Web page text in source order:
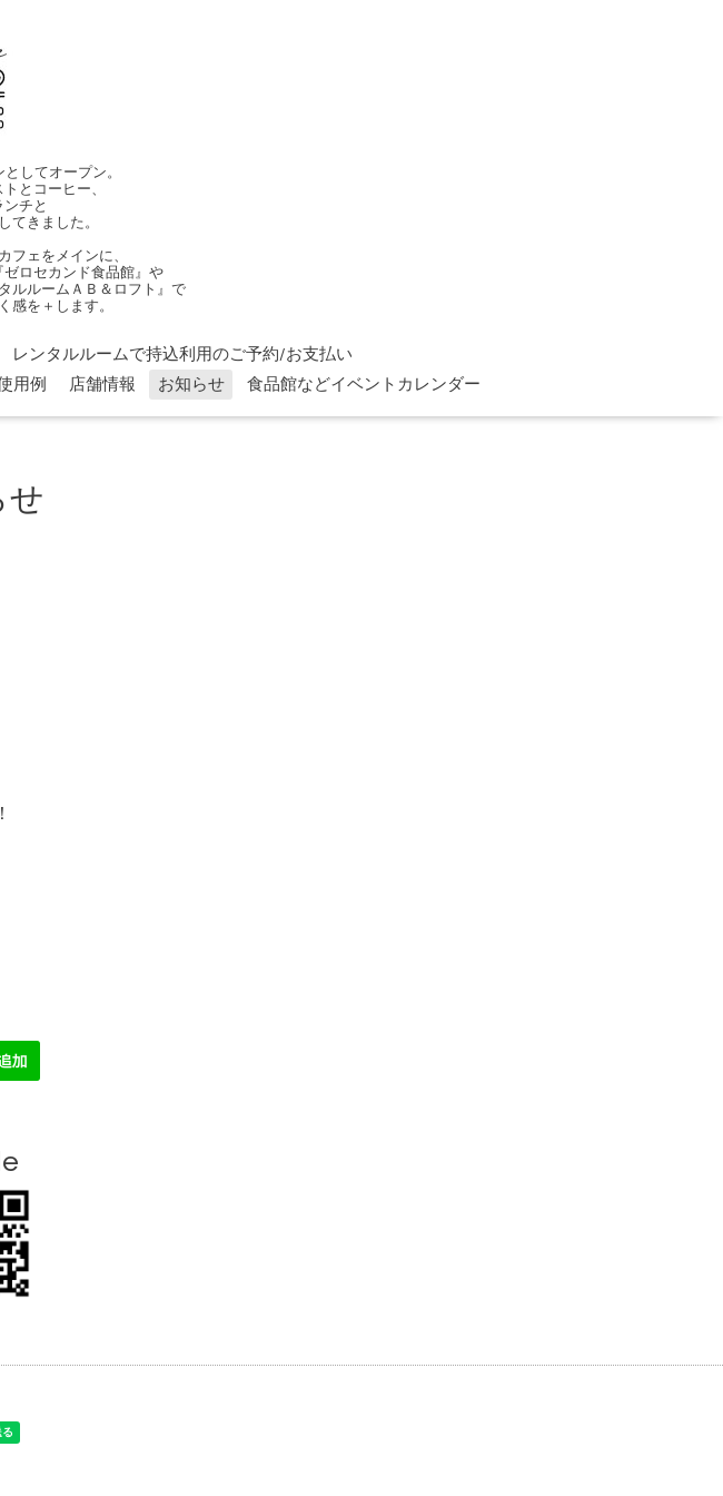
してオープン。
とコーヒー、
チと
てきました。
フェをメインに、
ロセカンド食品館』や
ルルームＡＢ＆ロフト』で
感を＋します。
レンタルルームで持込利用のご予約/お支払い
用例 店舗情報 お知らせ 食品館などイベントカレンダー
せ